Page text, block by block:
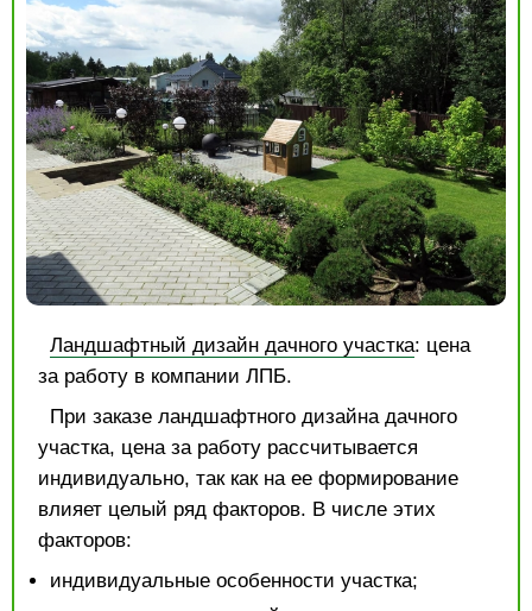
Ландшафтный дизайн дачного участка: цена
за работу в компании ЛПБ.
При заказе ландшафтного дизайна дачного
участка, цена за работу рассчитывается
индивидуально, так как на ее формирование
влияет целый ряд факторов. В числе этих
факторов:
индивидуальные особенности участка;